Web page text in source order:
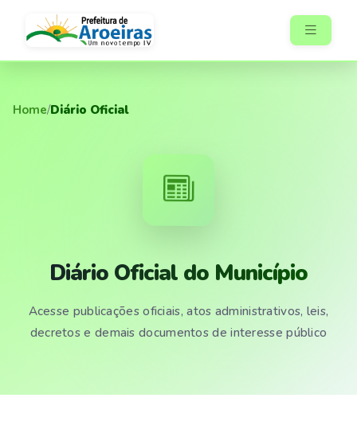
Home/Diário Oficial
Diário Oficial do Município
Acesse publicações oficiais, atos administrativos, leis,
decretos e demais documentos de interesse público